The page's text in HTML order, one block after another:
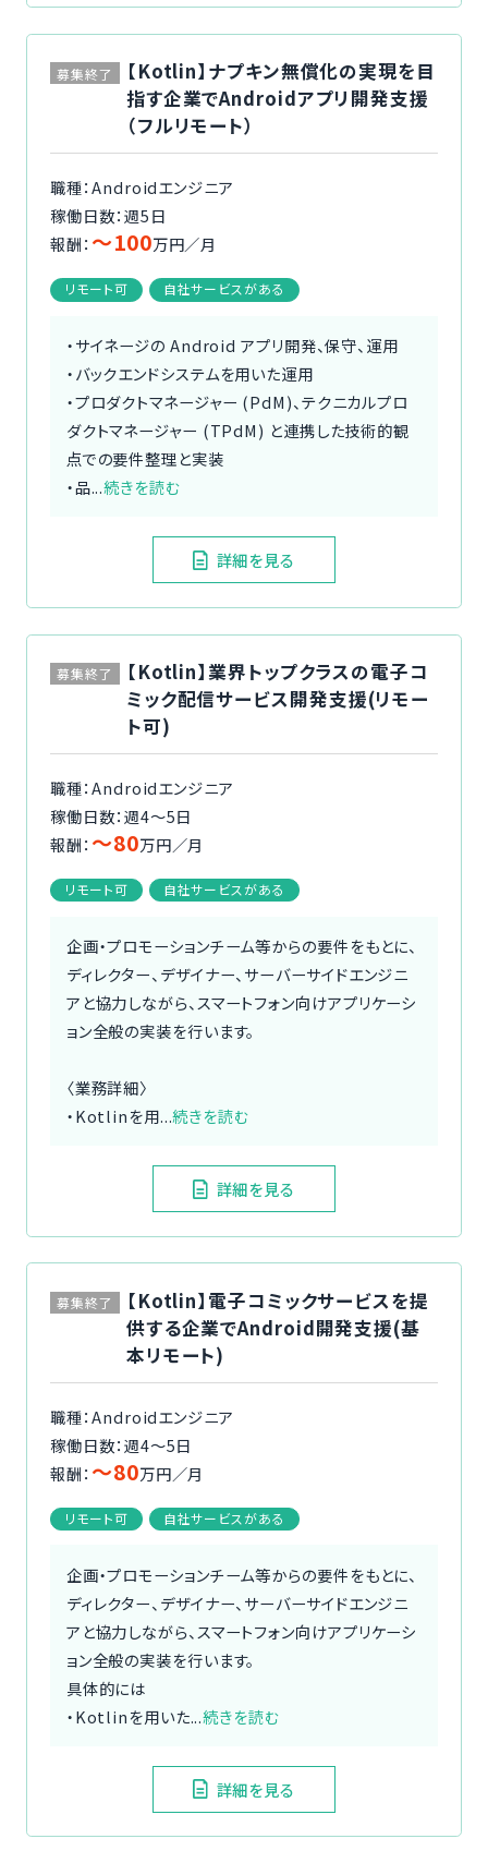
募集終了
【Kotlin】ナプキン無償化の実現を目
指す企業でAndroidアプリ開発支援
（フルリモート）
職種：Androidエンジニア
稼働日数：週5日
報酬： 〜100万円／月
リモート可 自社サービスがある
・サイネージの Android アプリ開発、保守、運用
・バックエンドシステムを用いた運用
・プロダクトマネージャー (PdM)、テクニカルプロ
ダクトマネージャー (TPdM) と連携した技術的観
点での要件整理と実装
・品...続きを読む
詳細を見る
募集終了
【Kotlin】業界トップクラスの電子コ
ミック配信サービス開発支援(リモー
ト可)
職種：Androidエンジニア
稼働日数：週4〜5日
報酬： 〜80万円／月
リモート可 自社サービスがある
企画・プロモーションチーム等からの要件をもとに、
ディレクター、デザイナー、サーバーサイドエンジニ
アと協力しながら、スマートフォン向けアプリケーシ
ョン全般の実装を行います。
〈業務詳細〉
・Kotlinを用...続きを読む
詳細を見る
募集終了
【Kotlin】電子コミックサービスを提
供する企業でAndroid開発支援(基
本リモート)
職種：Androidエンジニア
稼働日数：週4〜5日
報酬： 〜80万円／月
リモート可 自社サービスがある
企画・プロモーションチーム等からの要件をもとに、
ディレクター、デザイナー、サーバーサイドエンジニ
アと協力しながら、スマートフォン向けアプリケーシ
ョン全般の実装を行います。
具体的には
・Kotlinを用いた...続きを読む
詳細を見る